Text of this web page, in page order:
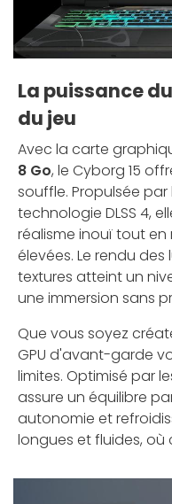
La puissance
du jeu
Avec la carte
8 Go, le Cyborg 15
souffle. Propulsée
technologie DLSS 4,
réalisme inouï tout
élevées. Le rendu
textures atteint un
une immersion sans
Que vous soyez
GPU d'avant-garde
limites. Optimisé par
assure un équilibre
autonomie et
longues et fluides,